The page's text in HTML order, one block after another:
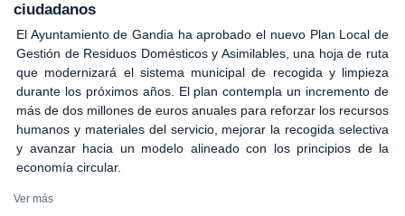
ciudadanos
El Ayuntamiento de Gandia ha aprobado el nuevo Plan Local de
Gestión de Residuos Domésticos y Asimilables, una hoja de ruta
que modernizará el sistema municipal de recogida y limpieza
durante los próximos años. El plan contempla un incremento de
más de dos millones de euros anuales para reforzar los recursos
humanos y materiales del servicio, mejorar la recogida selectiva
y avanzar hacia un modelo alineado con los principios de la
economía circular.
Ver más